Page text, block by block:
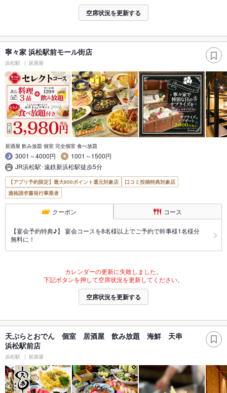
空席状況を更新する
寧々家 浜松駅前モール街店
浜松駅 居酒屋
居酒屋 飲み放題 個室 完全個室 食べ放題
3001～4000円
1001～1500円
JR浜松駅･遠鉄新浜松駅徒歩5分
【アプリ予約限定】最大800ポイント還元対象店
口コミ投稿特典対象店
適格請求書発行事業者
クーポン コース
【宴会予約特典♪】 宴会コースを8名様以上でご予約で幹事様1名様分
無料に！
カレンダーの更新に失敗しました。
下記ボタンを押して空席状況を更新してください。
空席状況を更新する
天ぷらとおでん 個室 居酒屋 飲み放題 海鮮 天串
浜松駅前店
浜松駅 居酒屋